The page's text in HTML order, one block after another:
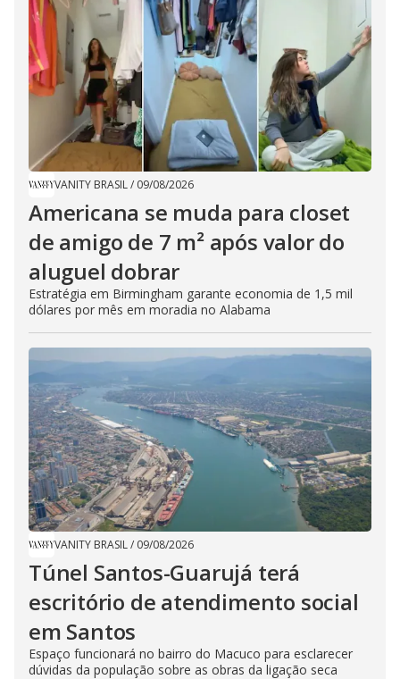
VANITY BRASIL/ 09/08/2026
Americana se muda para closet
de amigo de 7 m² após valor do
aluguel dobrar
Estratégia em Birmingham garante economia de 1,5 mil
dólares por mês em moradia no Alabama
VANITY BRASIL/ 09/08/2026
Túnel Santos-Guarujá terá
escritório de atendimento social
em Santos
Espaço funcionará no bairro do Macuco para esclarecer
dúvidas da população sobre as obras da ligação seca